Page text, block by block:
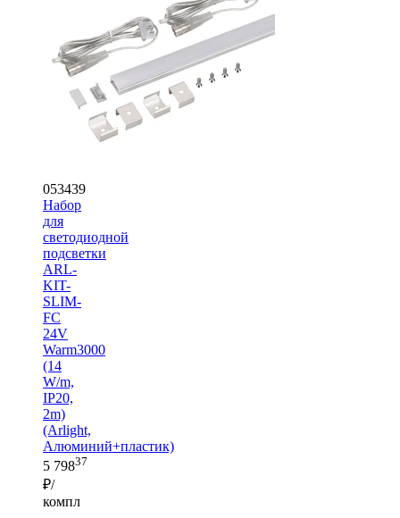
053439
Набор
для
светодиодной
подсветки
ARL-
KIT-
SLIM-
FC
24V
Warm3000
(14
W/m,
IP20,
2m)
(Arlight,
Алюминий+пластик)
5 79837
₽/
компл